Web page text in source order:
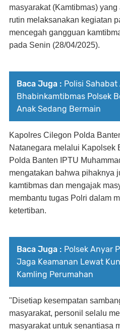
masyarakat (Kamtibmas)
rutin melaksanakan kegiatan
mencegah gangguan
pada Senin (28/04/2025).
Baca Juga : Polisi Sahabat
Bhabinkamtibmas Polsek
Anak Sedang Bermain
Kapolres Cilegon Polda
Natanegara melalui Kapolsek
Polda Banten IPTU
mengatakan bahwa pihaknya
kamtibmas dan mengajak
membantu tugas Polri dalam
ketertiban.
Baca Juga : Polsek Anyar
Jaga Keamanan Lewat
Kamling Perumahan
"Disetiap kesempatan
masyarakat, personil selalu
masyarakat untuk senantiasa